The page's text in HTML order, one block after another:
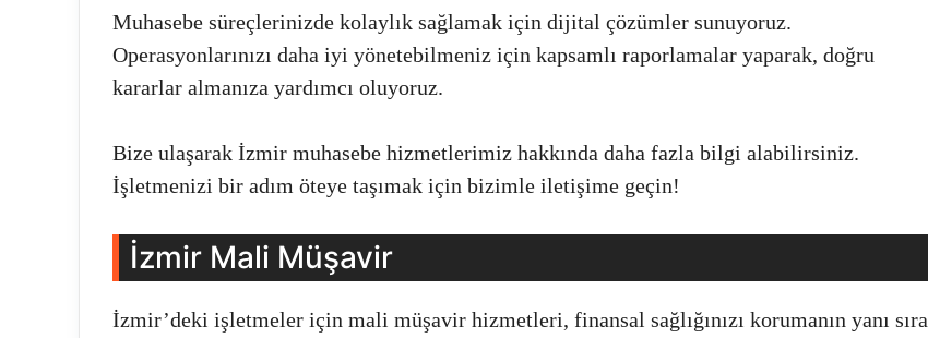
Muhasebe süreçlerinizde kolaylık sağlamak için dijital çözümler sunuyoruz.
Operasyonlarınızı daha iyi yönetebilmeniz için kapsamlı raporlamalar yaparak, doğru
kararlar almanıza yardımcı oluyoruz.
Bize ulaşarak İzmir muhasebe hizmetlerimiz hakkında daha fazla bilgi alabilirsiniz.
İşletmenizi bir adım öteye taşımak için bizimle iletişime geçin!
İzmir Mali Müşavir
İzmir’deki işletmeler için mali müşavir hizmetleri, finansal sağlığınızı korumanın yanı sıra